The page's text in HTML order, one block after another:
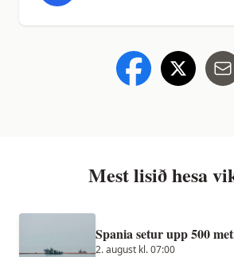
Mest lisið hesa
Spania setur upp 500
2. august kl. 07:00